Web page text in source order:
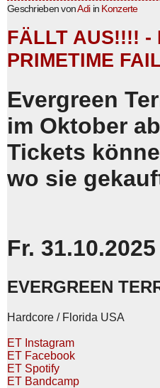
Geschrieben vonAdiin Konzerte
FÄLLT AUS!!!! -
PRIMETIME
Evergreen
im Oktober
Tickets
wo sie
Fr. 31.10.2025
EVERGREEN
Hardcore / Florida USA
ET Instagram
ET Facebook
ET Spotify
ET Bandcamp